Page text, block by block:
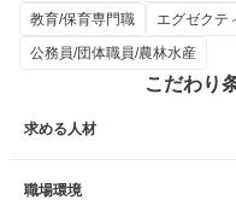
教育/保育専門職
エグゼクテ
公務員/団体職員/農林水産
こだわり
求める人材
職場環境